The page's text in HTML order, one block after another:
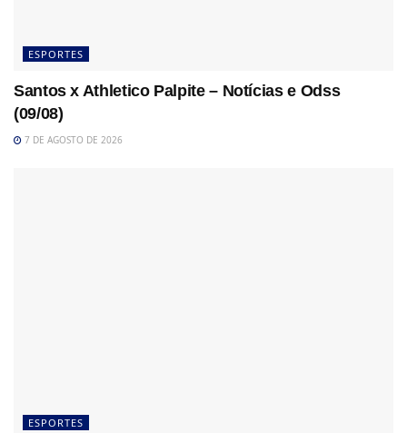
ESPORTES
Santos x Athletico Palpite – Notícias e Odss
(09/08)
7 DE AGOSTO DE 2026
ESPORTES